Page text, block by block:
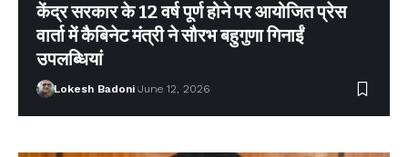
केंद्र सरकार के 12 वर्ष पूर्ण होने पर आयोजित प्रेस
वार्ता में कैबिनेट मंत्री ने सौरभ बहुगुणा गिनाईं
उपलब्धियां
Lokesh Badoni June 12, 2026